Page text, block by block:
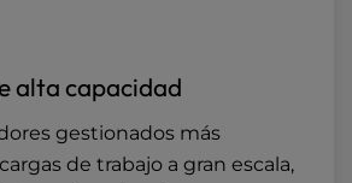
alta capacidad
gestionados más
de trabajo a gran escala,